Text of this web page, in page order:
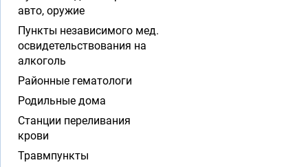
авто, оружие
Пункты независимого мед.
освидетельствования на
алкоголь
Районные гематологи
Родильные дома
Станции переливания
крови
Травмпункты